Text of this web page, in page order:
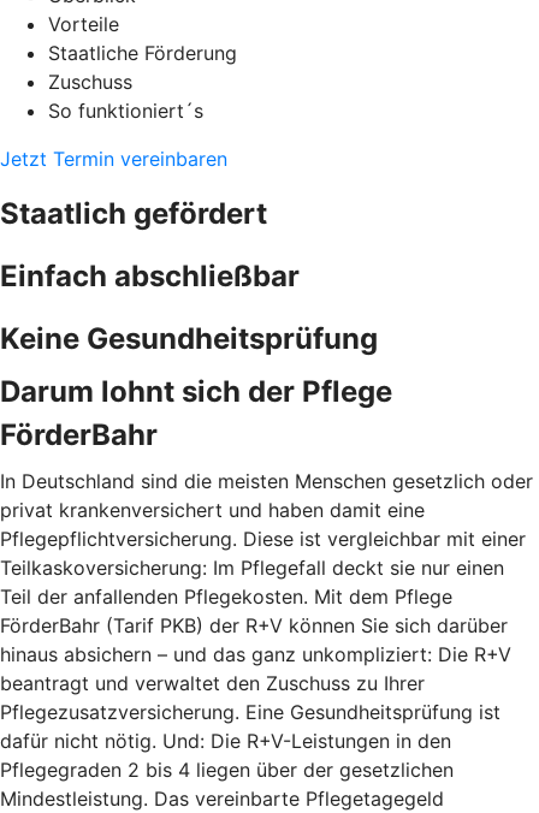
Vorteile
Staatliche Förderung
Zuschuss
So funktioniert´s
Jetzt Termin vereinbaren
Staatlich gefördert
Einfach abschließbar
Keine Gesundheitsprüfung
Darum lohnt sich der Pflege
FörderBahr
In Deutschland sind die meisten Menschen gesetzlich oder
privat krankenversichert und haben damit eine
Pflegepflichtversicherung. Diese ist vergleichbar mit einer
Teilkaskoversicherung: Im Pflegefall deckt sie nur einen
Teil der anfallenden Pflegekosten. Mit dem Pflege
FörderBahr (Tarif PKB) der R+V können Sie sich darüber
hinaus absichern – und das ganz unkompliziert: Die R+V
beantragt und verwaltet den Zuschuss zu Ihrer
Pflegezusatzversicherung. Eine Gesundheitsprüfung ist
dafür nicht nötig. Und: Die R+V-Leistungen in den
Pflegegraden 2 bis 4 liegen über der gesetzlichen
Mindestleistung. Das vereinbarte Pflegetagegeld